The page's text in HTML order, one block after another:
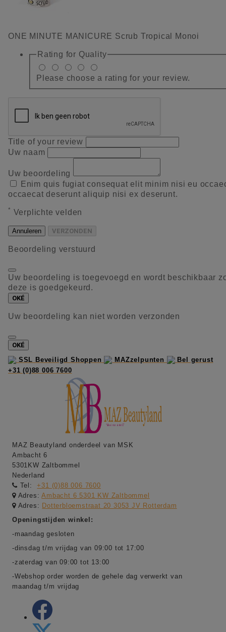
ONE MINUTE MANICURE Scrub Tropical Monoi
Rating for Quality
Please choose a rating for your review.
Title of your review
Uw naam
Uw beoordeling
Enim quis fugiat consequat elit minim nisi eu
occaecat deserunt aliquip nisi ex deserunt.
* Verplichte velden
Annuleren VERZONDEN
Beoordeling verstuurd
Uw beoordeling is toegevoegd en wordt beschikbaar
deze is goedgekeurd.
OKÉ
Uw beoordeling kan niet worden verzonden
OKÉ
SSL Beveiligd Shoppen
MAZzelpunten
Bel gerust
+31 (0)88 006 7600
MAZ Beautyland onderdeel van MSK
Ambacht 6
5301KW Zaltbommel
Nederland
Tel:
+31 (0)88 006 7600
Adres:Ambacht 6 5301 KW Zaltbommel
Adres: Dotterbloemstraat 20 3053 JV Rotterdam
Openingstijden winkel:
-maandag gesloten
-dinsdag t/m vrijdag van 09:00 tot 17:00
-zaterdag van 09:00 tot 13:00
-Webshop order worden de gehele dag verwerkt van
maandag t/m vrijdag